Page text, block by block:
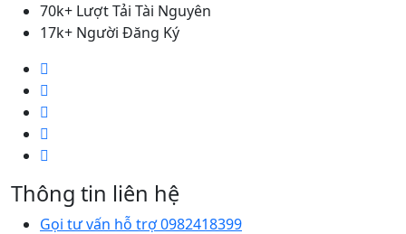
70k+ Lượt Tải Tài Nguyên
17k+ Người Đăng Ký
Thông tin liên hệ
Gọi tư vấn hỗ trợ 0982418399